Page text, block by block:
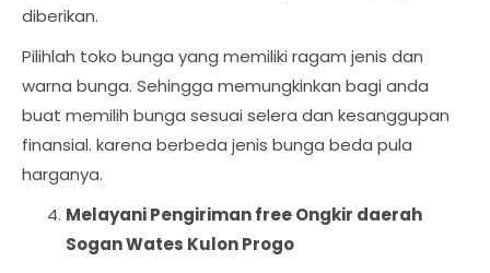
diberikan.
Pilihlah toko bunga yang memiliki ragam jenis dan
warna bunga. Sehingga memungkinkan bagi anda
buat memilih bunga sesuai selera dan kesanggupan
finansial. karena berbeda jenis bunga beda pula
harganya.
Melayani Pengiriman free Ongkir daerah
Sogan Wates Kulon Progo